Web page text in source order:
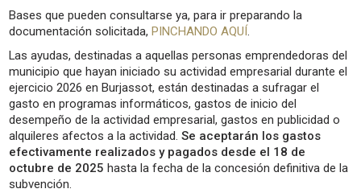
Bases que pueden consultarse ya, para ir preparando la
documentación solicitada,PINCHANDO AQUÍ.
Las ayudas, destinadas a aquellas personas emprendedoras del
municipio que hayan iniciado su actividad empresarial durante el
ejercicio 2026 en Burjassot, están destinadas a sufragar el
gasto en programas informáticos, gastos de inicio del
desempeño de la actividad empresarial, gastos en publicidad o
alquileres afectos a la actividad.Se aceptarán los gastos
efectivamente realizados y pagados desde el 18 de
octubre de 2025 hasta la fecha de la concesión definitiva de la
subvención.